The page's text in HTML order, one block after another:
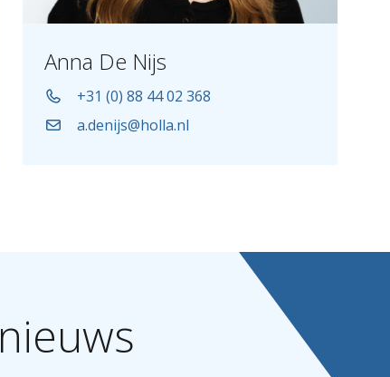
Anna De Nijs
+31 (0) 88 44 02 368
a.denijs@holla.nl
nieuws